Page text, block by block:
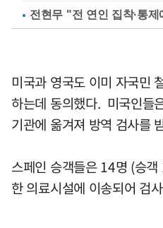
전현무 "전 연인 집착·통
미국과 영국도 이미 자국민
하는데 동의했다. 미국인들
기관에 옮겨져 방역 검사를
스페인 승객들은 14명 (승
한 의료시설에 이송되어 검